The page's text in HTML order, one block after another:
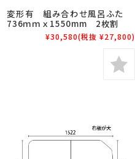
変形有 組み合わせ風呂ふた
736ｍｍｘ1550mm 2枚割
¥30,580(税抜 ¥27,800)